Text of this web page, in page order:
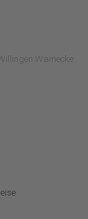
Wamecke